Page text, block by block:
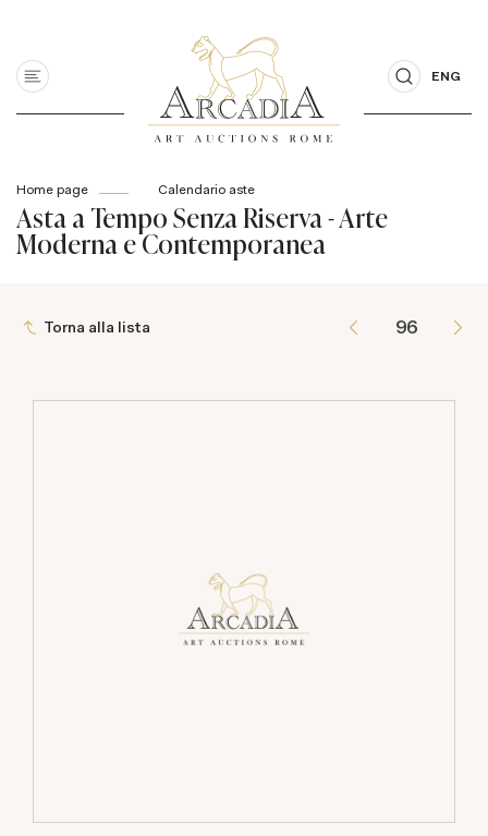
ENG
Home page Calendario aste
Asta a Tempo Senza Riserva - Arte
Moderna e Contemporanea
Torna alla lista